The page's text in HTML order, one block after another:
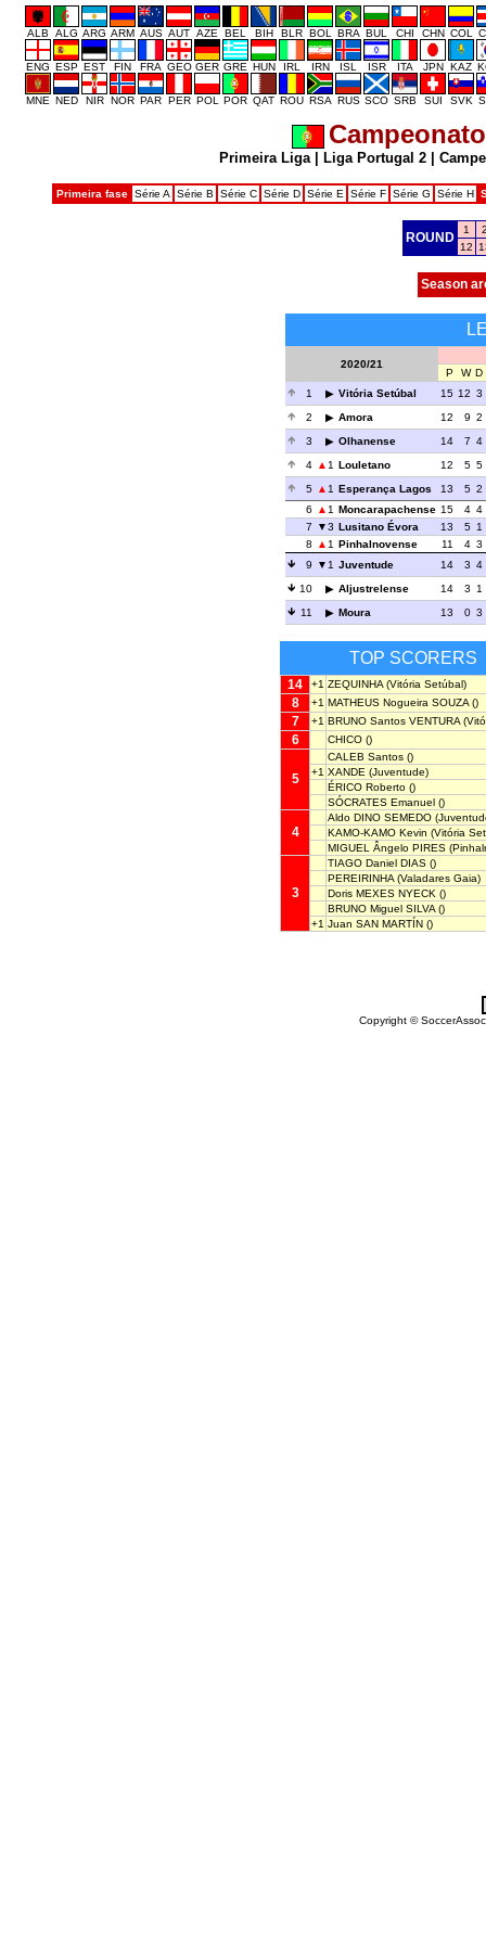
ALB ALG ARG ARM AUS AUT AZE BEL BIH BLR BOL BRA BUL CHI CHN COL
ENG ESP EST FIN FRA GEO GER GRE HUN IRL IRN ISL ISR ITA JPN KAZ
MNE NED NIR NOR PAR PER POL POR QAT ROU RSA RUS SCO SRB SUI SVK
Primeira Liga| Liga Portugal 2|
Primeira fase Série A Série B Série C Série D Série E Série F Série G Série H
ROUND
1
12
Season
2020/21
P W D
1
Vitória Setúbal 15 12 3
2
Amora 12 9 2
3
Olhanense 14 7 4
4
1 Louletano 12 5 5
5
1 Esperança Lagos 13 5 2
6
1 Moncarapachense 15 4 4
7
3 Lusitano Évora 13 5 1
8
1 Pinhalnovense 11 4 3
9
1 Juventude 14 3 4
10
Aljustrelense 14 3 1
11
Moura 13 0 3
TOP SCORERS
14 +1 ZEQUINHA (Vitória Setúbal)
8 +1 MATHEUS Nogueira SOUZA ()
7 +1 BRUNO Santos VENTURA
6 CHICO ()
5
CALEB Santos ()
+1 XANDE (Juventude)
ÉRICO Roberto ()
SÓCRATES Emanuel ()
4
Aldo DINO SEMEDO
KAMO-KAMO Kevin (Vitória
MIGUEL Ângelo PIRES
3
TIAGO Daniel DIAS ()
PEREIRINHA (Valadares Gaia)
Doris MEXES NYECK ()
BRUNO Miguel SILVA ()
+1 Juan SAN MARTÍN ()
Copyright ©